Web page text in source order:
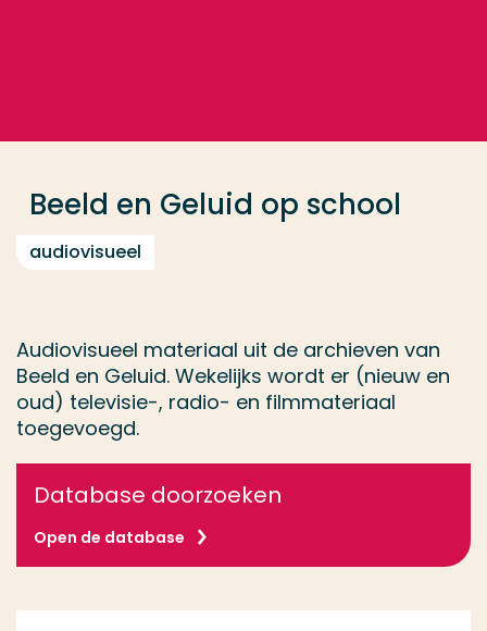
Beeld en Geluid op school
audiovisueel
Audiovisueel materiaal uit de archieven van
Beeld en Geluid. Wekelijks wordt er (nieuw en
oud) televisie-, radio- en filmmateriaal
toegevoegd.
Database doorzoeken
Open de database
Opleiding
Contact